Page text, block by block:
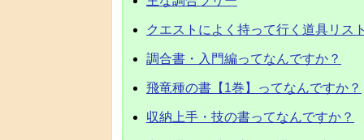
クエストによく持って行く道具リス
調合書・入門編ってなんですか？
飛竜種の書【1巻】ってなんですか？
収納上手・技の書ってなんですか？